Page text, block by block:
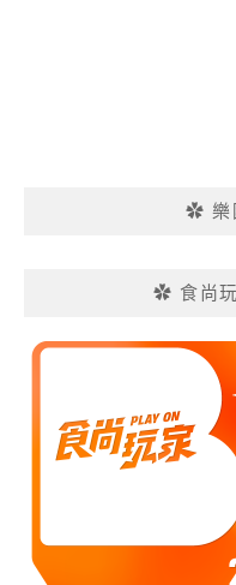
✿ 樂
✿ 食尚